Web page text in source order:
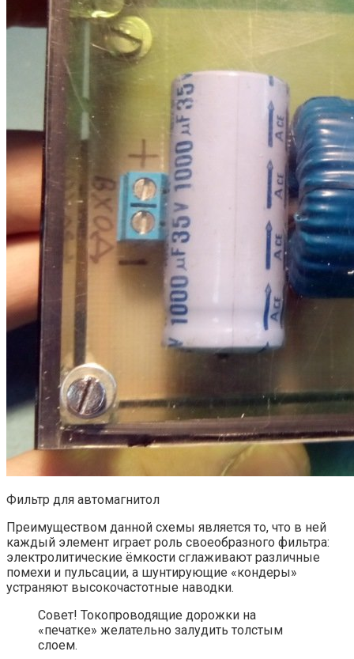
Фильтр для автомагнитол
Преимуществом данной схемы является то, что в ней
каждый элемент играет роль своеобразного фильтра:
электролитические ёмкости сглаживают различные
помехи и пульсации, а шунтирующие «кондеры»
устраняют высокочастотные наводки.
Совет! Токопроводящие дорожки на
«печатке» желательно залудить толстым
слоем.